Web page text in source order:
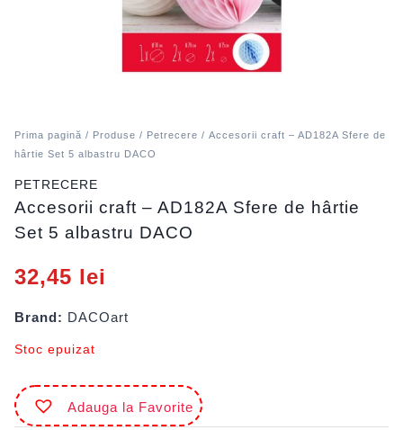
Prima pagină / Produse / Petrecere / Accesorii craft – AD182A Sfere de
hârtie Set 5 albastru DACO
PETRECERE
Accesorii craft – AD182A Sfere de hârtie
Set 5 albastru DACO
32,45 lei
Brand: DACOart
Stoc epuizat
Adauga la Favorite